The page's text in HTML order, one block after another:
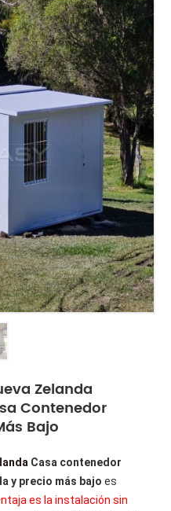
Zelanda
Contenedor
Bajo
Casa contenedor
y precio más bajo es
es la instalación sin